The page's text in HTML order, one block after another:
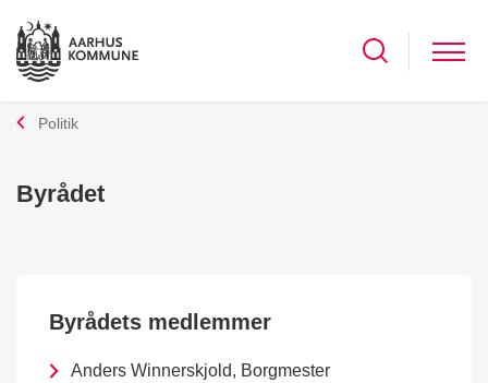
Politik
Byrådet
Byrådets medlemmer
Anders Winnerskjold, Borgmester